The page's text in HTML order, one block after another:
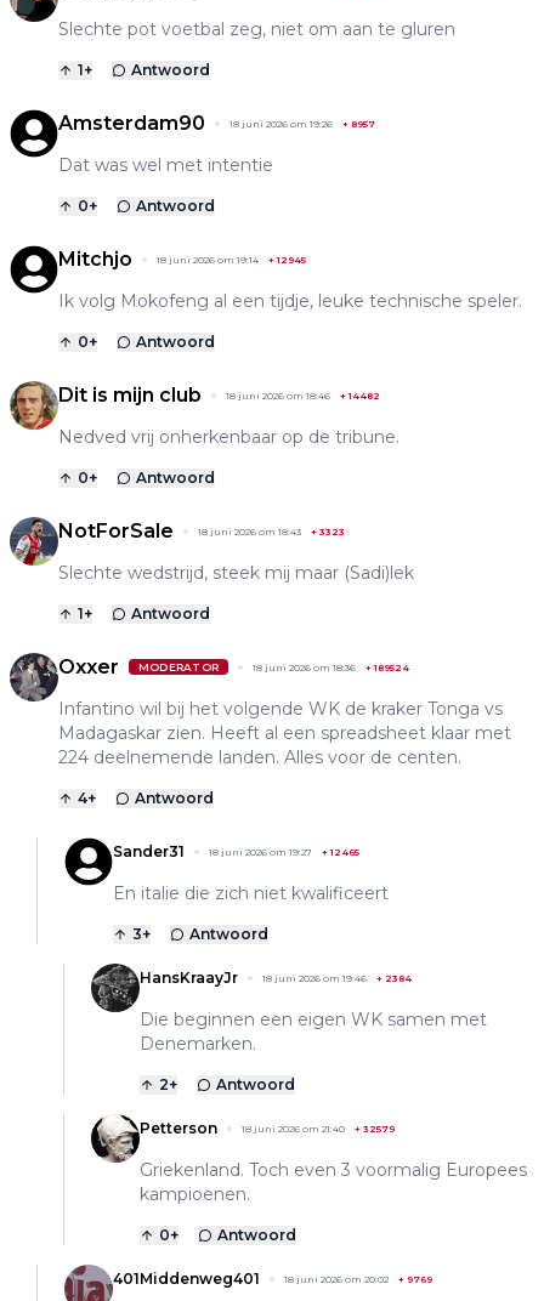
Slechte pot voetbal zeg, niet om aan te gluren
1+ Antwoord
Amsterdam90 18 juni 2026 om 19:26 + 8957
Dat was wel met intentie
0+ Antwoord
Mitchjo 18 juni 2026 om 19:14 +12945
Ik volg Mokofeng al een tijdje, leuke technische speler.
0+ Antwoord
Dit is mijn club 18 juni 2026 om 18:46 +14482
Nedved vrij onherkenbaar op de tribune.
0+ Antwoord
NotForSale 18 juni 2026 om 18:43 + 3323
Slechte wedstrijd, steek mij maar (Sadi)lek
1+ Antwoord
Oxxer MODERATOR 18 juni 2026 om 18:36 +189524
Infantino wil bij het volgende WK de kraker Tonga vs
Madagaskar zien. Heeft al een spreadsheet klaar met
224 deelnemende landen. Alles voor de centen.
4+ Antwoord
Sander31 18 juni 2026 om 19:27 +12465
En italie die zich niet kwalificeert
3+ Antwoord
HansKraayJr 18 juni 2026 om 19:46 + 2384
Die beginnen een eigen WK samen met
Denemarken.
2+ Antwoord
Petterson 18 juni 2026 om 21:40 + 32579
Griekenland. Toch even 3 voormalig Europees
kampioenen.
0+ Antwoord
401Middenweg401 18 juni 2026 om 20:02 + 9769